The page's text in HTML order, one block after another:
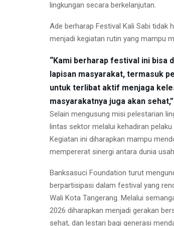
lingkungan secara berkelanjutan.
Ade berharap Festival Kali Sabi tidak
menjadi kegiatan rutin yang mampu
“Kami berharap festival ini bisa
lapisan masyarakat, termasuk
untuk terlibat aktif menjaga
masyarakatnya juga akan sehat,”
Selain mengusung misi pelestarian
lintas sektor melalui kehadiran
Kegiatan ini diharapkan mampu
mempererat sinergi antara dunia
Banksasuci Foundation turut
berpartisipasi dalam festival yang
Wali Kota Tangerang. Melalui
2026 diharapkan menjadi gerakan
sehat, dan lestari bagi generasi